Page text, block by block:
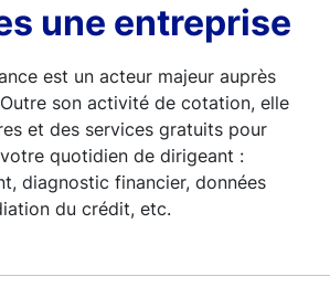
une entreprise
est un acteur majeur auprès
son activité de cotation, elle
et des services gratuits pour
quotidien de dirigeant :
diagnostic financier, données
du crédit, etc.